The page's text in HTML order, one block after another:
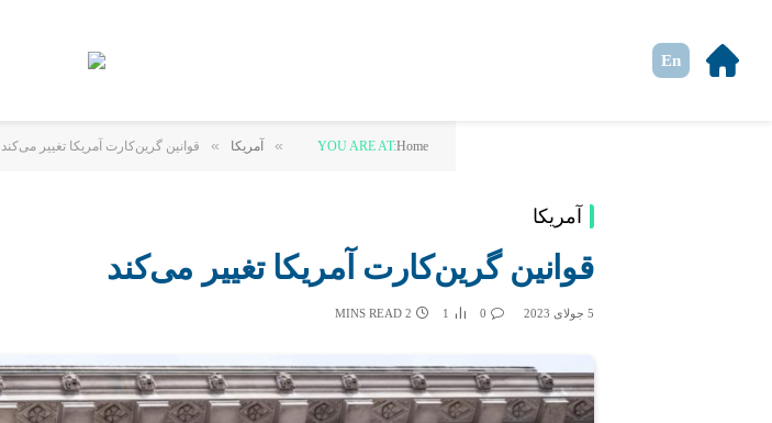
En
YOU ARE AT:Home
» آمریکا » قوانین گرین‌کارت آمریکا تغییر می‌کند
آمریکا
قوانین گرین‌کارت آمریکا تغییر می‌کند
5 جولای 2023 0
1
2 MINS READ